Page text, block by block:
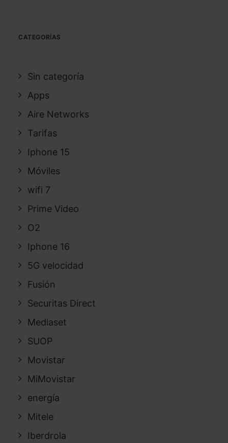
CATEGORÍAS
Sin categoría
Apps
Aire Networks
Tarifas
Iphone 15
Móviles
wifi 7
Prime Video
O2
Iphone 16
5G velocidad
Fusión
Securitas Direct
Mediaset
SUOP
Movistar
MiMovistar
energía
Mitele
Iberdrola